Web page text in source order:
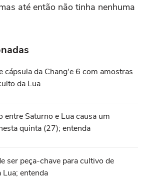
até então não tinha nenhuma
cápsula da Chang'e 6 com amostras
da Lua
entre Saturno e Lua causa um
quinta (27); entenda
ser peça-chave para cultivo de
Lua; entenda